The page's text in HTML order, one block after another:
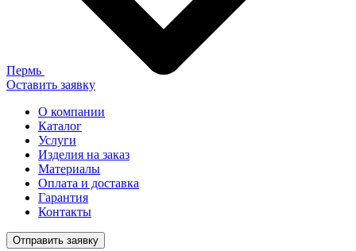
Пермь
Оставить заявку
О компании
Каталог
Услуги
Изделия на заказ
Материалы
Оплата и доставка
Гарантия
Контакты
Отправить заявку